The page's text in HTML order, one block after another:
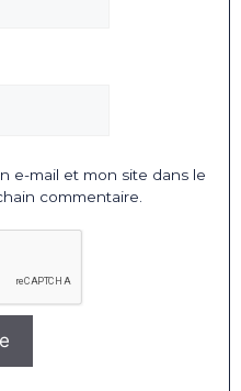
e-mail et mon site dans le
commentaire.